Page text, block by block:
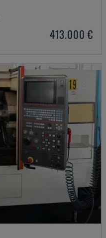
413.000 €